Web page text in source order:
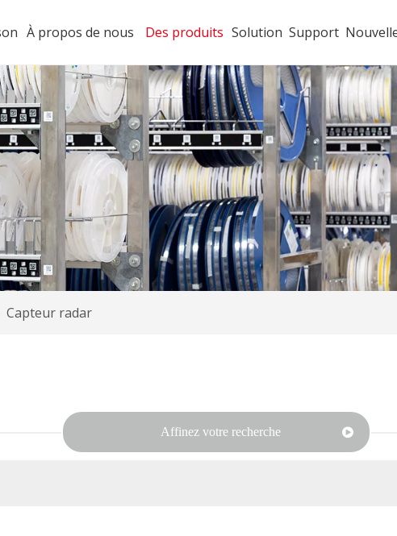
À propos de nous Des produits Solution Support
Capteur radar
Affinez votre recherche